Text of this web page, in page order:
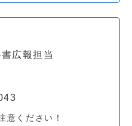
広報担当
意ください！